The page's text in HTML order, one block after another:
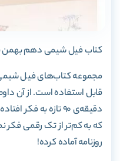
کتاب فیل شیمی دهم بهمن
مجموعه کتاب‌های فیل شیمی
قابل استفاده است. از آن
دقیقه‌ی 90 تازه به
که به کم‌تر از تک رقمی فکر
روزنامه آماده کرده!